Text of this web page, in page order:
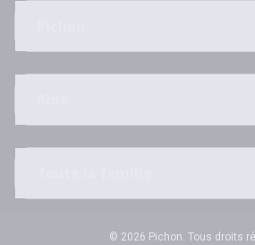
© 2026 Pichon. Tous droits